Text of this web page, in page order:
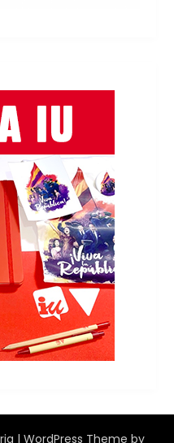
| WordPress Theme by